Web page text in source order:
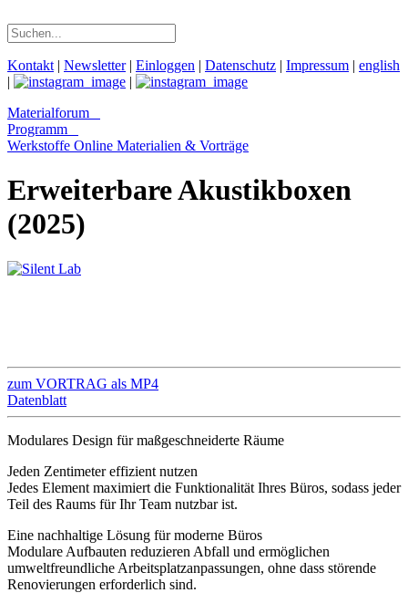
Kontakt | Newsletter| Einloggen | Datenschutz | Impressum | english
|
|
Materialforum
Programm
Werkstoffe Online Materialien & Vorträge
Erweiterbare Akustikboxen
(2025)
zum VORTRAG als MP4
Datenblatt
Modulares Design für maßgeschneiderte Räume
Jeden Zentimeter effizient nutzen
Jedes Element maximiert die Funktionalität Ihres Büros, sodass jeder
Teil des Raums für Ihr Team nutzbar ist.
Eine nachhaltige Lösung für moderne Büros
Modulare Aufbauten reduzieren Abfall und ermöglichen
umweltfreundliche Arbeitsplatzanpassungen, ohne dass störende
Renovierungen erforderlich sind.